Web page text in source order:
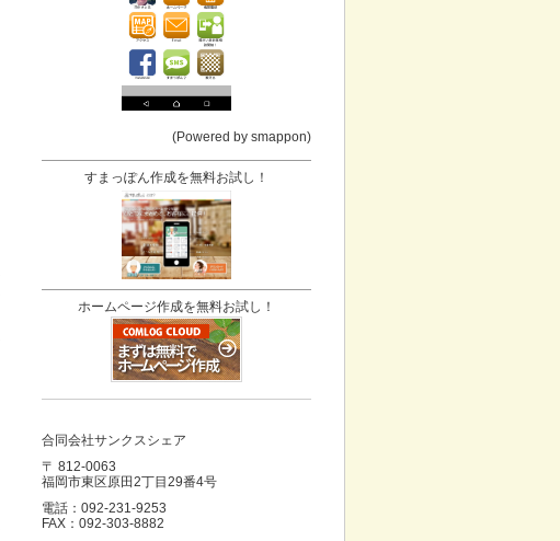
(Powered by smappon)
すまっぽん作成を無料お試し！
ホームページ作成を無料お試し！
合同会社サンクスシェア
〒 812-0063
福岡市東区原田2丁目29番4号
電話：092-231-9253
FAX：092-303-8882